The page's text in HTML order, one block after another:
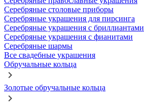
Серебряные столовые приборы
Серебряные украшения для пирсинга
Серебряные украшения с бриллиантами
Серебряные украшения с фианитами
Серебряные шармы
Все свадебные украшения
Обручальные кольца
Золотые обручальные кольца